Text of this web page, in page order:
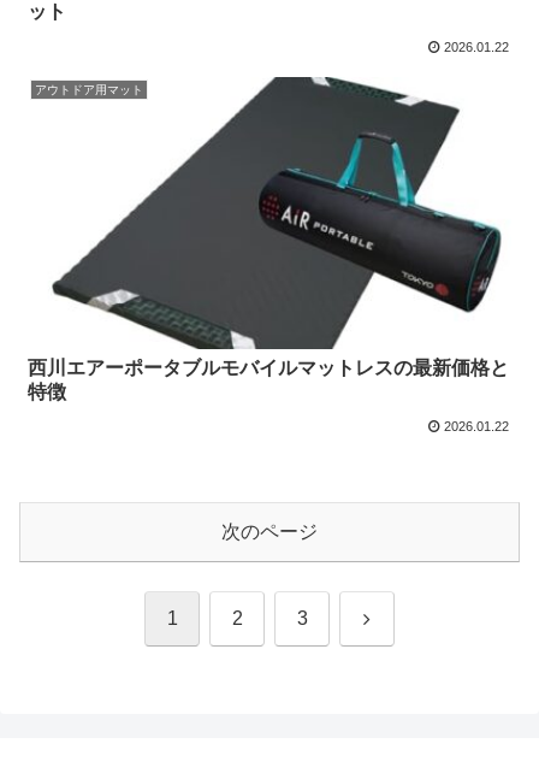
ット
2026.01.22
アウトドア用マット
西川エアーポータブルモバイルマットレスの最新価格と
特徴
2026.01.22
次のページ
1 2 3 次